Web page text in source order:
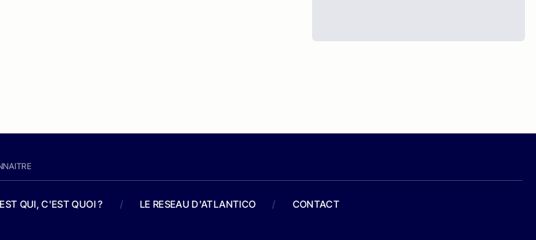
QUI, C'EST QUOI ? / LE RESEAU D'ATLANTICO / CONTACT